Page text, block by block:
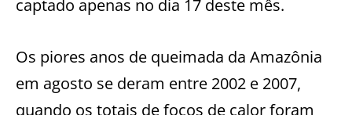
captado apenas no dia 17 deste mês.
Os piores anos de queimada da Amazônia
em agosto se deram entre 2002 e 2007,
quando os totais de focos de calor foram